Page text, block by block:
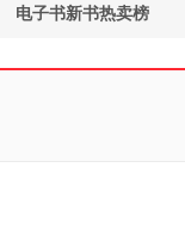
电子书新书热卖榜